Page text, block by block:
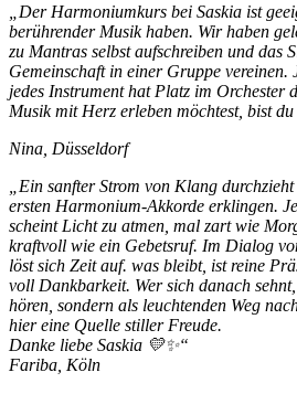
„Der Harmoniumkurs bei Saskia ist
berührender Musik haben. Wir haben
zu Mantras selbst aufschreiben und das
Gemeinschaft in einer Gruppe vereinen.
jedes Instrument hat Platz im Orchester
Musik mit Herz erleben möchtest, bist
Nina, Düsseldorf
„Ein sanfter Strom von Klang
ersten Harmonium-Akkorde erklingen.
scheint Licht zu atmen, mal zart wie
kraftvoll wie ein Gebetsruf. Im Dialog
löst sich Zeit auf. was bleibt, ist reine
voll Dankbarkeit. Wer sich danach
hören, sondern als leuchtenden Weg
hier eine Quelle stiller Freude.
Danke liebe Saskia 💛✨“
Fariba, Köln